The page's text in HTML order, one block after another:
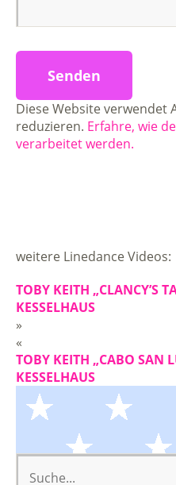
Diese Website verwendet
reduzieren. Erfahre, wie
verarbeitet werden.
weitere Linedance Videos:
TOBY KEITH „CLANCY’S
KESSELHAUS
»
«
TOBY KEITH „CABO SAN
KESSELHAUS